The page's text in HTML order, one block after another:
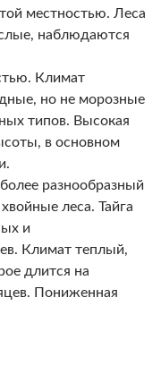
местностью. Леса
наблюдаются
Климат
но не морозные
типов. Высокая
в основном
разнообразный
леса. Тайга
и
Климат теплый,
длится на
Пониженная